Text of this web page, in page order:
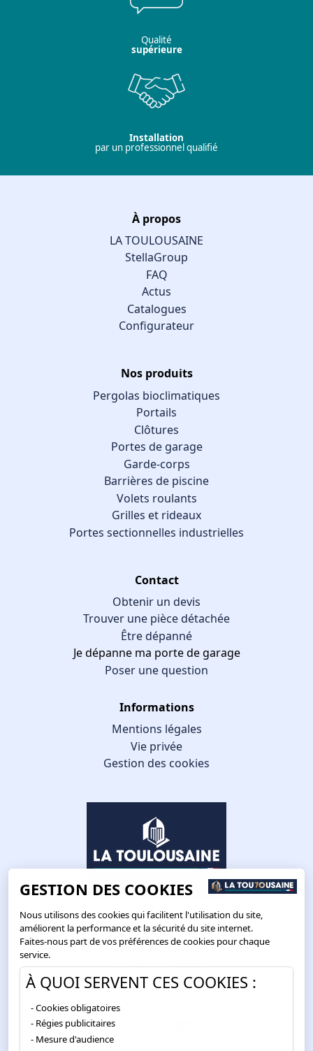
Qualité
supérieure
Installation
par un professionnel qualifié
À propos
LA TOULOUSAINE
StellaGroup
FAQ
Actus
Catalogues
Configurateur
Nos produits
Pergolas bioclimatiques
Portails
Clôtures
Portes de garage
Garde-corps
Barrières de piscine
Volets roulants
Grilles et rideaux
Portes sectionnelles industrielles
Contact
Obtenir un devis
Trouver une pièce détachée
Être dépanné
Je dépanne ma porte de garage
Poser une question
Informations
Mentions légales
Vie privée
Gestion des cookies
Route de Toulouse
CS57668 ESCALQUENS
31676 LABÈGE CEDEX
GESTION DES COOKIES
Nous utilisons des cookies qui facilitent l'utilisation du site,
améliorent la performance et la sécurité du site internet.
Faites-nous part de vos préférences de cookies pour chaque
service.
À QUOI SERVENT CES COOKIES :
Cookies obligatoires
Régies publicitaires
Mesure d'audience